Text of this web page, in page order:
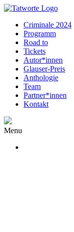
Criminale 2024
Programm
Road to
Tickets
Autor*innen
Glauser-Preis
Anthologie
Team
Partner*innen
Kontakt
Menu